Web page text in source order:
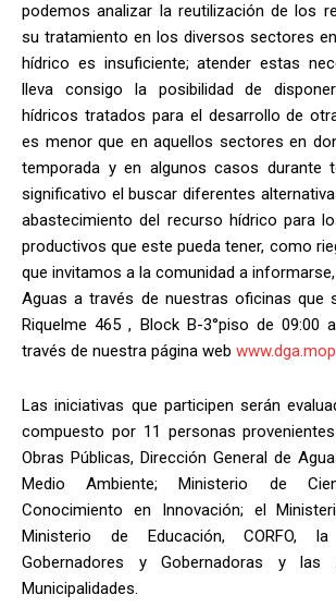
podemos analizar la reutilización de los
su tratamiento en los diversos sectores
hídrico es insuficiente; atender estas
lleva consigo la posibilidad de
hídricos tratados para el desarrollo de
es menor que en aquellos sectores en
temporada y en algunos casos durante
significativo el buscar diferentes
abastecimiento del recurso hídrico para
productivos que este pueda tener, como
que invitamos a la comunidad a
Aguas a través de nuestras oficinas que
Riquelme 465 , Block B-3°piso de 09:00
través de nuestra página web
Las iniciativas que participen serán
compuesto por 11 personas
Obras Públicas, Dirección General de
Medio Ambiente; Ministerio de
Conocimiento en Innovación; el
Ministerio de Educación, CORFO,
Gobernadores y Gobernadoras y las
Municipalidades.